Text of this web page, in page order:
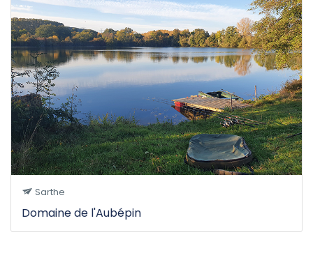
Sarthe
Domaine de l'Aubépin